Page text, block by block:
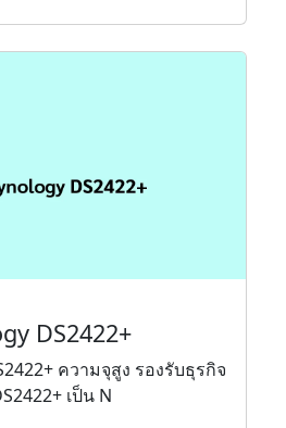
DS2422+
ความจุสูง รองรับธุรกิจ
เป็น N